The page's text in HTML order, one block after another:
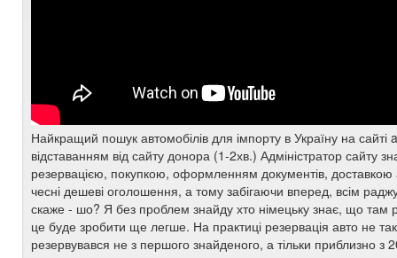
Найкращий пошук автомобілів для імпорту в Україну на
відставанням від сайту донора (1-2хв.) Адміністратор сайту
резервацією, покупкою, оформленням документів,
чесні дешеві оголошення, а тому забігаючи вперед, всім
скаже - шо? Я без проблем знайду хто німецьку знає, що там
це буде зробити ще легше. На практиці резервація авто не
резервувався не з першого знайденого, а тільки приблизно